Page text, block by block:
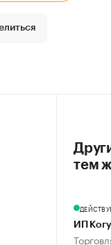
тем
ИП